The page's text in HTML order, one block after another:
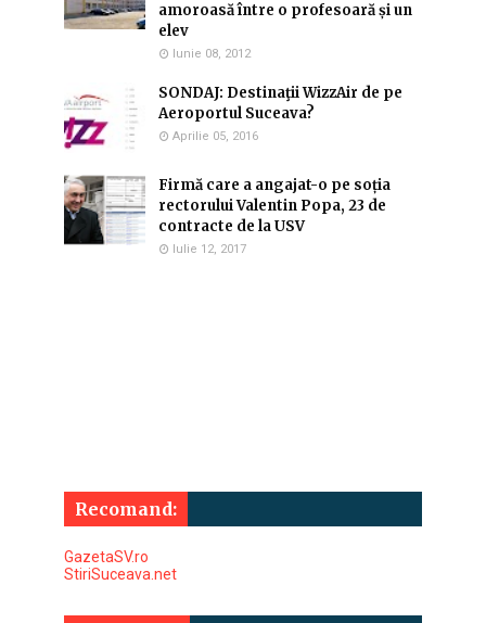
amoroasă între o profesoară și un
elev
Iunie 08, 2012
SONDAJ: Destinaţii WizzAir de pe
Aeroportul Suceava?
Aprilie 05, 2016
Firmă care a angajat-o pe soția
rectorului Valentin Popa, 23 de
contracte de la USV
Iulie 12, 2017
Recomand:
GazetaSV.ro
StiriSuceava.net